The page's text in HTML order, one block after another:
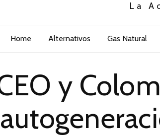
La
Home Alternativos Gas Natural
y